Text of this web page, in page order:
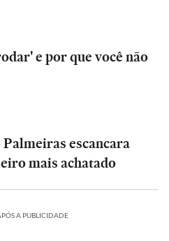
e por que você não
escancara
mais achatado
A PUBLICIDADE